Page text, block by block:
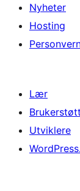
Nyheter
Hosting
Lær
Utviklere